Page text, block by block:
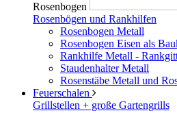
Rosenbogen
Rosenbögen und Rankhilfen
Rosenbogen Metall
Rosenbogen Eisen als
Rankhilfe Metall -
Staudenhalter Metall
Rosenstäbe Metall und
Feuerschalen
Grillstellen + große Gartengrills